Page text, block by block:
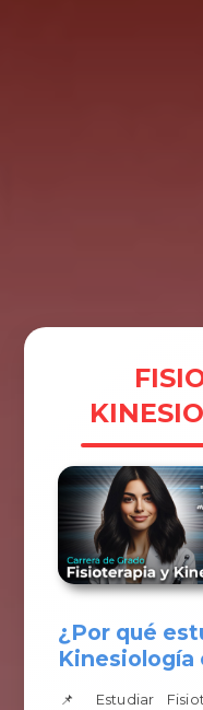
¿Por qué
Kinesiología
📌 Estudiar